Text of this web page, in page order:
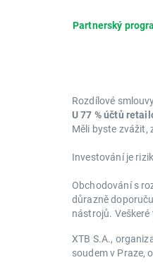
Partnerský
Rozdílové
U 77 % účtů
Měli byste
Investování je
Obchodování s
důrazně
nástrojů.
XTB S.A.,
soudem v Praze,